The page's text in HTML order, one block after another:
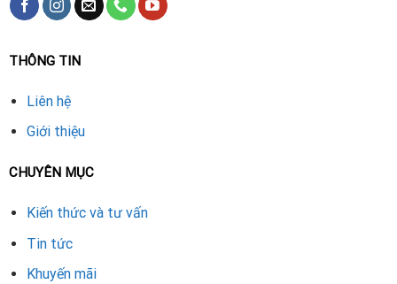
THÔNG TIN
Liên hệ
Giới thiệu
CHUYÊN MỤC
Kiến thức và tư vấn
Tin tức
Khuyến mãi